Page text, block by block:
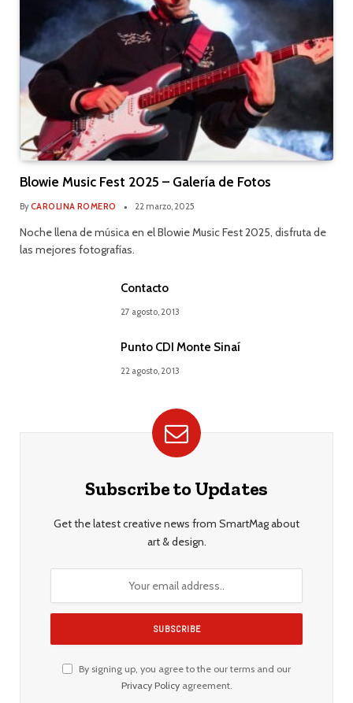
Blowie Music Fest 2025 – Galería de Fotos
ByCAROLINA ROMERO 22 marzo, 2025
Noche llena de música en el Blowie Music Fest 2025, disfruta de
las mejores fotografías.
Contacto
27 agosto, 2013
Punto CDI Monte Sinaí
22 agosto, 2013
Subscribe to Updates
Get the latest creative news from SmartMag about
art & design.
By signing up, you agree to the our terms and our
Privacy Policyagreement.